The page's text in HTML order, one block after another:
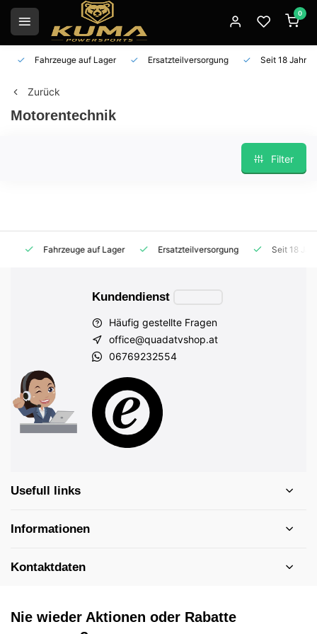
0
Fahrzeuge auf Lager Ersatzteilversorgung Seit 18 Jahren
Zurück
Motorentechnik
Filter
Fahrzeuge auf Lager Ersatzteilversorgung Seit 18
Kundendienst
Häufig gestellte Fragen
office@quadatvshop.at
06769232554
Usefull links
Informationen
Kontaktdaten
Nie wieder Aktionen oder Rabatte